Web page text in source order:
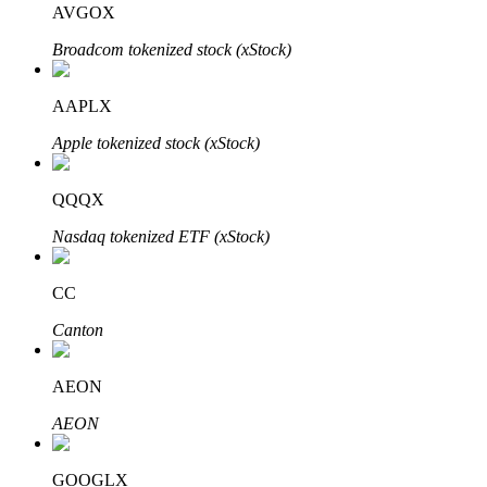
Bloqueios de BTR
Investimentos exclusivos para titulares de BTR
Empréstimos
AVGOX
Broadcom tokenized stock (xStock)
AAPLX
Apple tokenized stock (xStock)
QQQX
Nasdaq tokenized ETF (xStock)
CC
Canton
AEON
AEON
GOOGLX